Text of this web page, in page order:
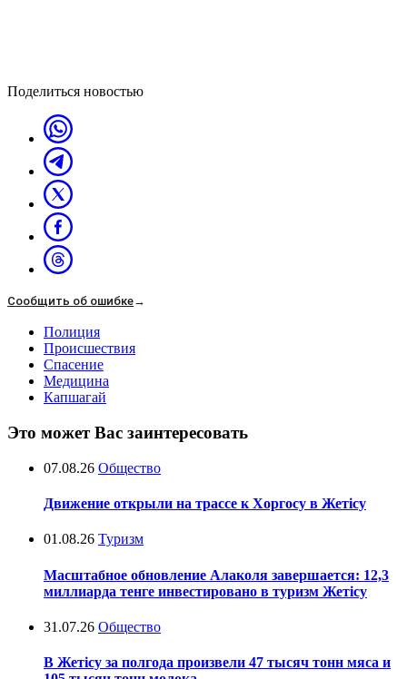
Поделиться новостью
Сообщить об ошибке→
Полиция
Происшествия
Спасение
Медицина
Капшагай
Это может Вас заинтересовать
07.08.26 Общество
Движение открыли на трассе к Хоргосу в Жетісу
01.08.26 Туризм
Масштабное обновление Алаколя завершается: 12,3
миллиарда тенге инвестировано в туризм Жетісу
31.07.26 Общество
В Жетісу за полгода произвели 47 тысяч тонн мяса и